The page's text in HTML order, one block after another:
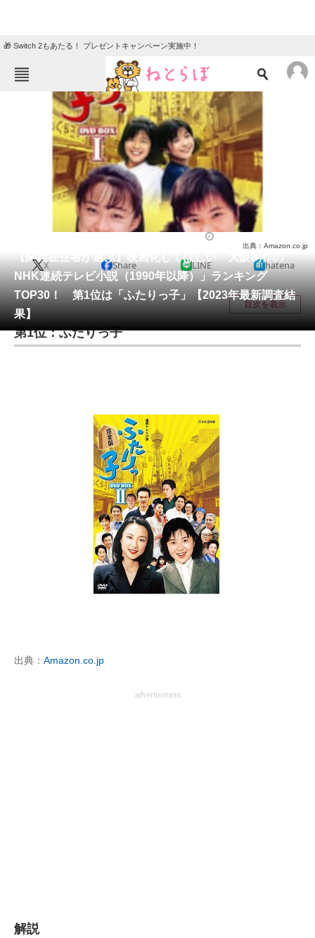
🎁 Switch 2もあたる！ プレゼントキャンペーン実施中！
ねとらぼメニュー
ニュース
クイズ
地域
教育・育児
リサーチ
メディア
ITの今と未来を見通す
好きが集まる 比べて選べる
ビジネスと働き方のヒント
AI活用のいまが分かる
企業ITのトレンドを詳説
経営リーダーのコミュニティ
マーケ×ITの今がよく分かる
【関西在住者が選ぶ】映画化してほしい「大阪制作の
NHK連続テレビ小説（1990年以降）」ランキング
TOP30！ 第1位は「ふたりっ子」【2023年最新調査結
果】
出典：Amazon.co.jp
X Share LINE hatena
目次を表示
第1位：ふたりっ子
出典： Amazon.co.jp
advertisement
解説